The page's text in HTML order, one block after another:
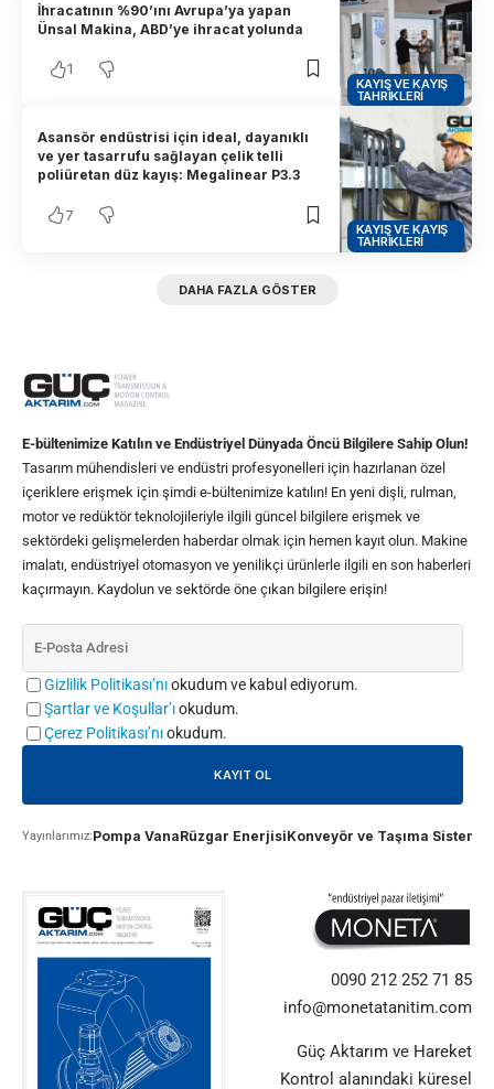
KAYIŞ VE KAYIŞ
TAHRIKLERI
İhracatının %90’ını Avrupa’ya yapan
Ünsal Makina, ABD’ye ihracat yolunda
1
KAYIŞ VE KAYIŞ
TAHRIKLERI
Asansör endüstrisi için ideal, dayanıklı
ve yer tasarrufu sağlayan çelik telli
poliüretan düz kayış: Megalinear P3.3
7
DAHA FAZLA GÖSTER
E-bültenimize Katılın ve Endüstriyel Dünyada Öncü Bilgilere Sahip Olun!
Tasarım mühendisleri ve endüstri profesyonelleri için hazırlanan özel
içeriklere erişmek için şimdi e-bültenimize katılın! En yeni dişli, rulman,
motor ve redüktör teknolojileriyle ilgili güncel bilgilere erişmek ve
sektördeki gelişmelerden haberdar olmak için hemen kayıt olun. Makine
imalatı, endüstriyel otomasyon ve yenilikçi ürünlerle ilgili en son haberleri
kaçırmayın. Kaydolun ve sektörde öne çıkan bilgilere erişin!
Gizlilik Politikası’nıokudum ve kabul ediyorum.
Şartlar ve Koşullar’ıokudum.
Çerez Politikası’nıokudum.
Yayınlarımız:Pompa VanaRüzgar EnerjisiKonveyör ve Taşıma
0090 212 252 71 85
info@monetatanitim.com
Güç Aktarım ve Hareket
Kontrol alanındaki küresel